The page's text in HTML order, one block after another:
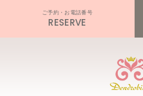
RESERVE